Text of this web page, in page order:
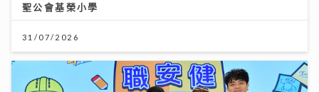
聖公會基榮小學
31/07/2026